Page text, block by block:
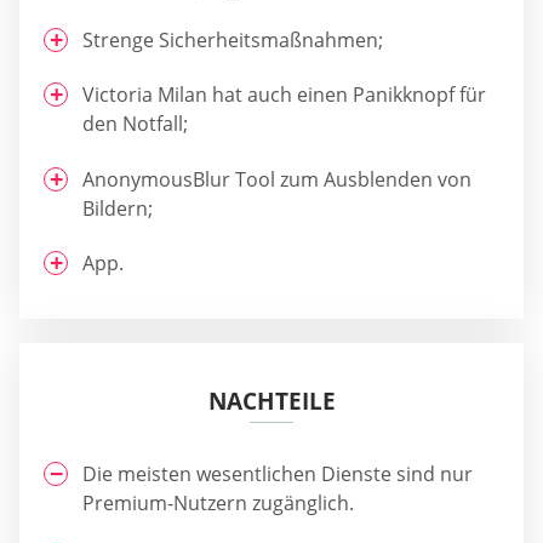
Strenge Sicherheitsmaßnahmen;
Victoria Milan hat auch einen Panikknopf für
den Notfall;
AnonymousBlur Tool zum Ausblenden von
Bildern;
App.
NACHTEILE
Die meisten wesentlichen Dienste sind nur
Premium-Nutzern zugänglich.